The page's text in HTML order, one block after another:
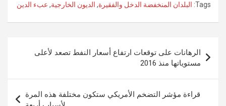
Tags: البلدان المنخفضة الدخل والفقيرة, الديون الخارجية, عبء الدين
المقالات
الرهانات على توقعات ارتفاع أسعار النفط تصعد لأعلى
مستوياتها منذ 2016
قراءة مؤشر التضخم الأمريكي ستكون مختلفة هذه المرة